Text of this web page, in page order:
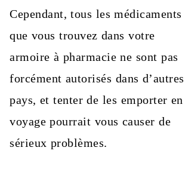
Cependant, tous les médicaments
que vous trouvez dans votre
armoire à pharmacie ne sont pas
forcément autorisés dans d’autres
pays, et tenter de les emporter en
voyage pourrait vous causer de
sérieux problèmes.